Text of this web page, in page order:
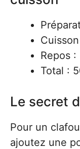
Repos
Total :
Le secret
Pour un
ajoutez une